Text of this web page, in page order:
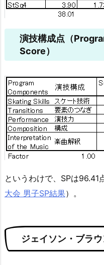
演技構成点（
Score）
というわけで、SPは96.41
大会 男子SP結果）。
ジェイソン・ブラ